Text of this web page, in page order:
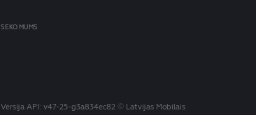
SEKO MUMS
Versija API: v47-25-g3a834ec82© Latvijas Mobilais